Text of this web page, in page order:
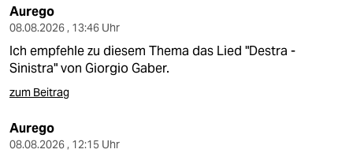
sport
berlin
nord
wahrheit
Aurego
08.08.2026 , 13:46 Uhr
Ich empfehle zu diesem Thema das Lied "Destra -
Sinistra" von Giorgio Gaber.
zum Beitrag
Aurego
08.08.2026 , 12:15 Uhr